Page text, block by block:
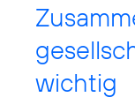
wichtig